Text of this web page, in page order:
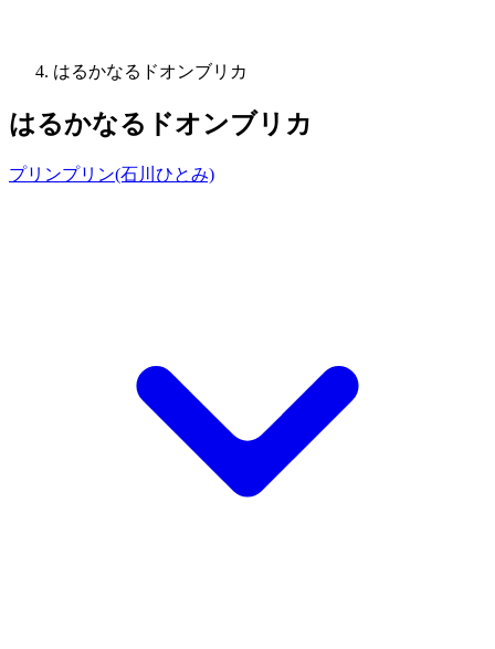
はるかなるドオンブリカ
はるかなるドオンブリカ
プリンプリン(石川ひとみ)